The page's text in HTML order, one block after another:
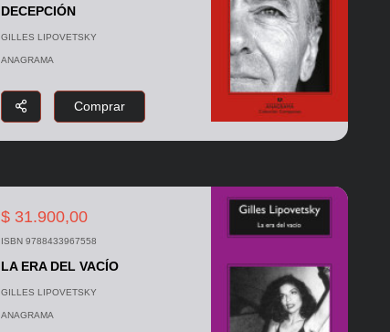
DECEPCIÓN
GILLES LIPOVETSKY
ANAGRAMA
Comprar
$ 31.900,00
ISBN 9788433967558
LA ERA DEL VACÍO
GILLES LIPOVETSKY
ANAGRAMA